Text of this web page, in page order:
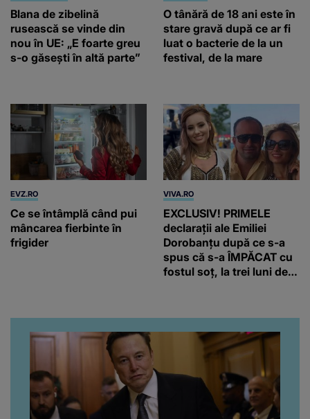
Blana de zibelină
rusească se vinde din
nou în UE: „E foarte greu
s-o găsești în altă parte”
O tânără de 18 ani este în
stare gravă după ce ar fi
luat o bacterie de la un
festival, de la mare
EVZ.RO
Ce se întâmplă când pui
mâncarea fierbinte în
frigider
VIVA.RO
EXCLUSIV! PRIMELE
declarații ale Emiliei
Dorobanțu după ce s-a
spus că s-a ÎMPĂCAT cu
fostul soț, la trei luni de
artistă i-a lăsat MASCĂ
pe toți. De data aceasta,
chiar a rupt tăcerea:
”Poate că aveam să ne
spunem, să ne...”